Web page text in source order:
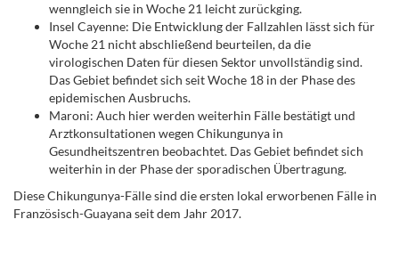
wenngleich sie in Woche 21 leicht zurückging.
Insel Cayenne: Die Entwicklung der Fallzahlen lässt sich für
Woche 21 nicht abschließend beurteilen, da die
virologischen Daten für diesen Sektor unvollständig sind.
Das Gebiet befindet sich seit Woche 18 in der Phase des
epidemischen Ausbruchs.
Maroni: Auch hier werden weiterhin Fälle bestätigt und
Arztkonsultationen wegen Chikungunya in
Gesundheitszentren beobachtet. Das Gebiet befindet sich
weiterhin in der Phase der sporadischen Übertragung.
Diese Chikungunya-Fälle sind die ersten lokal erworbenen Fälle in
Französisch-Guayana seit dem Jahr 2017.